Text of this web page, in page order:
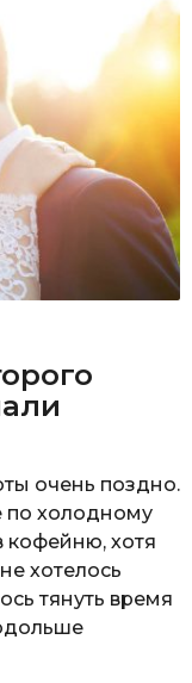
очень поздно.
по холодному
кофейню, хотя
хотелось
тянуть время